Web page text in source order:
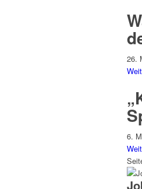
26.
6.